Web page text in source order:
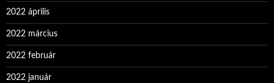
2022 április
2022 március
2022 február
2022 január